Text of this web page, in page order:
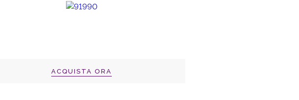
ACQUISTA ORA